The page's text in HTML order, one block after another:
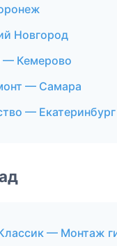
Новгород
— Кемерово
— Самара
— Екатеринбург
— Монтаж